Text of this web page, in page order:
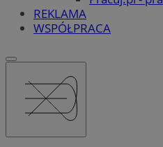
REKLAMA
WSPÓŁPRACA